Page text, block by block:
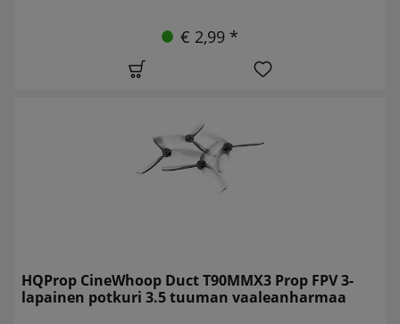
€ 2,99 *
HQProp CineWhoop Duct T90MMX3 Prop FPV 3-
lapainen potkuri 3.5 tuuman vaaleanharmaa